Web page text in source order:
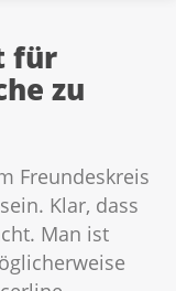
für
zu
Freundeskreis
Klar, dass
Man ist